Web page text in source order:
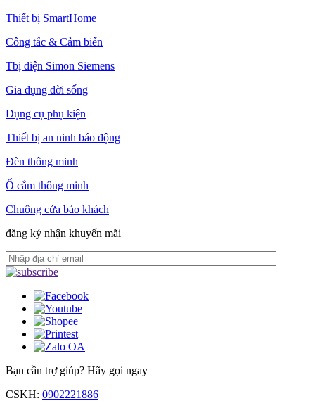
Thiết bị SmartHome
Công tắc & Cảm biến
Tbị điện Simon Siemens
Gia dụng đời sống
Dụng cụ phụ kiện
Thiết bị an ninh báo động
Đèn thông minh
Ổ cắm thông minh
Chuông cửa báo khách
đăng ký nhận khuyến mãi
Bạn cần trợ giúp? Hãy gọi ngay
CSKH: 0902221886